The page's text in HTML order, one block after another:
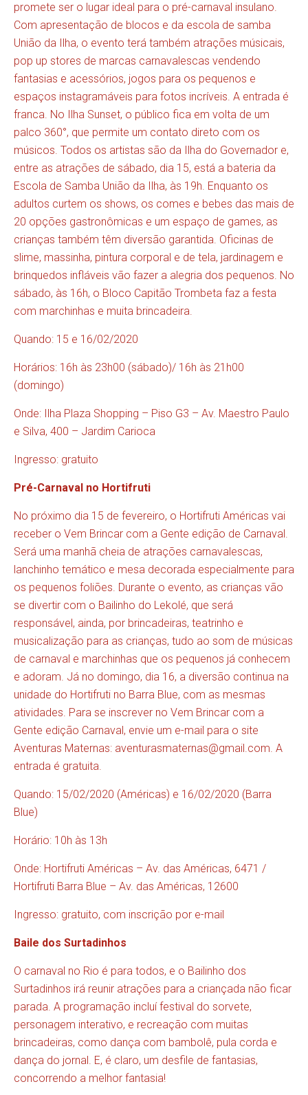
promete ser o lugar ideal para o pré-carnaval insulano.
Com apresentação de blocos e da escola de samba
União da Ilha, o evento terá também atrações músicais,
pop up stores de marcas carnavalescas vendendo
fantasias e acessórios, jogos para os pequenos e
espaços instagramáveis para fotos incríveis. A entrada é
franca. No Ilha Sunset, o público fica em volta de um
palco 360°, que permite um contato direto com os
músicos. Todos os artistas são da Ilha do Governador e,
entre as atrações de sábado, dia 15, está a bateria da
Escola de Samba União da Ilha, às 19h. Enquanto os
adultos curtem os shows, os comes e bebes das mais de
20 opções gastronômicas e um espaço de games, as
crianças também têm diversão garantida. Oficinas de
slime, massinha, pintura corporal e de tela, jardinagem e
brinquedos infláveis vão fazer a alegria dos pequenos. No
sábado, às 16h, o Bloco Capitão Trombeta faz a festa
com marchinhas e muita brincadeira.
Quando: 15 e 16/02/2020
Horários: 16h às 23h00 (sábado)/ 16h às 21h00
(domingo)
Onde: Ilha Plaza Shopping – Piso G3 – Av. Maestro Paulo
e Silva, 400 – Jardim Carioca
Ingresso: gratuito
Pré-Carnaval no Hortifruti
No próximo dia 15 de fevereiro, o Hortifruti Américas vai
receber o Vem Brincar com a Gente edição de Carnaval.
Será uma manhã cheia de atrações carnavalescas,
lanchinho temático e mesa decorada especialmente para
os pequenos foliões. Durante o evento, as crianças vão
se divertir com o Bailinho do Lekolé, que será
responsável, ainda, por brincadeiras, teatrinho e
musicalização para as crianças, tudo ao som de músicas
de carnaval e marchinhas que os pequenos já conhecem
e adoram. Já no domingo, dia 16, a diversão continua na
unidade do Hortifruti no Barra Blue, com as mesmas
atividades. Para se inscrever no Vem Brincar com a
Gente edição Carnaval, envie um e-mail para o site
Aventuras Maternas: aventurasmaternas@gmail.com. A
entrada é gratuita.
Quando: 15/02/2020 (Américas) e 16/02/2020 (Barra
Blue)
Horário: 10h às 13h
Onde: Hortifruti Américas – Av. das Américas, 6471 /
Hortifruti Barra Blue – Av. das Américas, 12600
Ingresso: gratuito, com inscrição por e-mail
Baile dos Surtadinhos
O carnaval no Rio é para todos, e o Bailinho dos
Surtadinhos irá reunir atrações para a criançada não ficar
parada. A programação incluí festival do sorvete,
personagem interativo, e recreação com muitas
brincadeiras, como dança com bambolê, pula corda e
dança do jornal. E, é claro, um desfile de fantasias,
concorrendo a melhor fantasia!